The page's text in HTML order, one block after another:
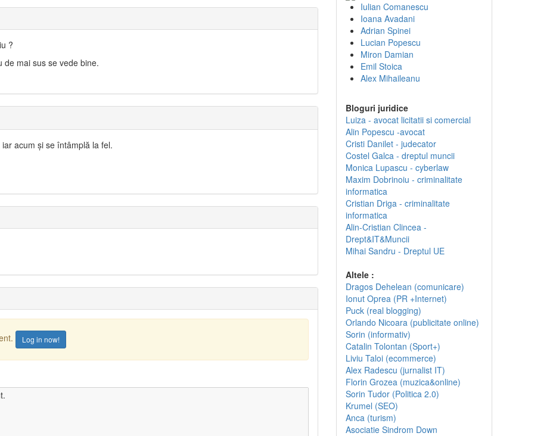
?
de mai sus se vede bine.
acum și se întâmplă la fel.
Log in now!
Iulian Comanescu
Ioana Avadani
Adrian Spinei
Lucian Popescu
Miron Damian
Emil Stoica
Alex Mihaileanu
Bloguri juridice
Luiza - avocat licitatii si comercial
Alin Popescu -avocat
Cristi Danilet - judecator
Costel Galca - dreptul muncii
Monica Lupascu - cyberlaw
Maxim Dobrinoiu - criminalitate
informatica
Cristian Driga - criminalitate
informatica
Alin-Cristian Clincea -
Drept&IT&Muncii
Mihai Sandru - Dreptul UE
Altele :
Dragos Dehelean (comunicare)
Ionut Oprea (PR +Internet)
Puck (real blogging)
Orlando Nicoara (publicitate online)
Sorin (informativ)
Catalin Tolontan (Sport+)
Liviu Taloi (ecommerce)
Alex Radescu (jurnalist IT)
Florin Grozea (muzica&online)
Sorin Tudor (Politica 2.0)
Krumel (SEO)
Anca (turism)
Asociatie Sindrom Down